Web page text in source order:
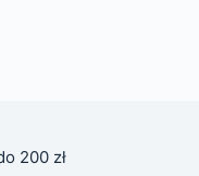
200 zł